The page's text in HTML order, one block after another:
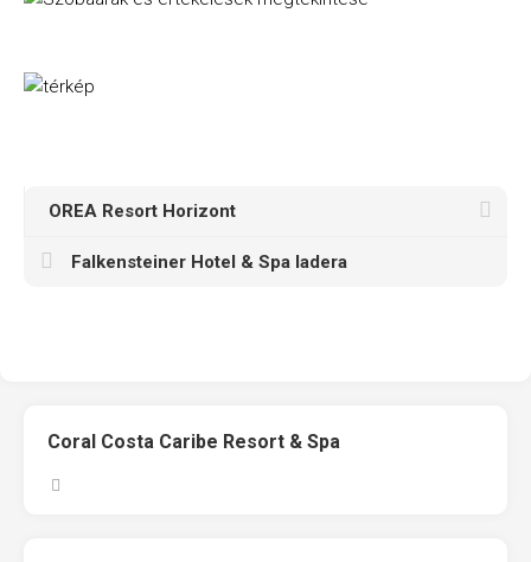
OREA Resort Horizont
Falkensteiner Hotel & Spa Iadera
Coral Costa Caribe Resort & Spa